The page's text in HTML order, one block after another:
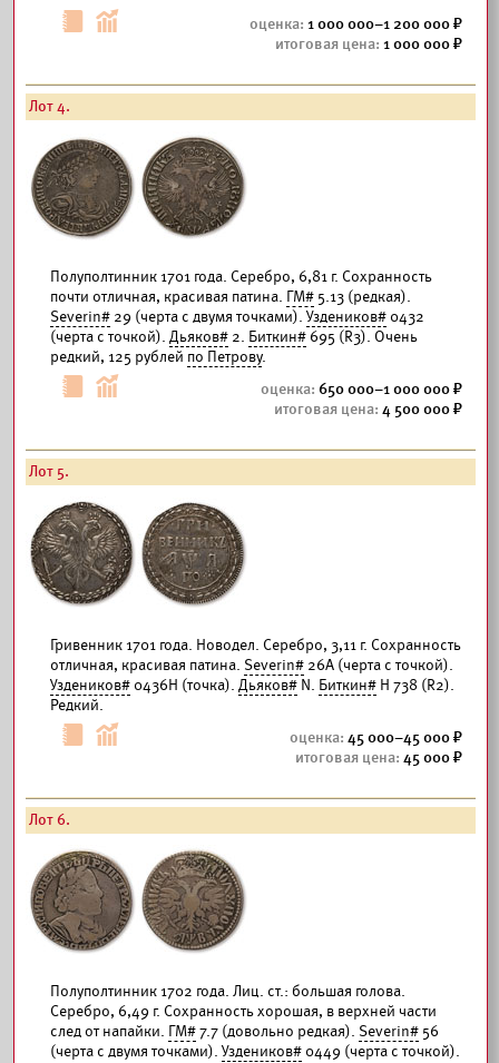
1 000 000–1 200 000
1 000 000
Лот 4.
Полуполтинник 1701 года. Серебро, 6,81 г. Сохранность
почти отличная, красивая патина. ГМ# 5.13 (редкая).
Severin# 29 (черта с двумя точками). Уздеников# 0432
(черта с точкой). Дьяков# 2. Биткин# 695 (R3). Очень
редкий, 125 рублей по Петрову.
650 000–1 000 000
4 500 000
Лот 5.
Гривенник 1701 года. Новодел. Серебро, 3,11 г. Сохранность
отличная, красивая патина. Severin# 26А (черта с точкой).
Уздеников# 0436Н (точка). Дьяков# N. Биткин# Н 738 (R2).
Редкий.
45 000–45 000
45 000
Лот 6.
Полуполтинник 1702 года. Лиц. ст.: большая голова.
Серебро, 6,49 г. Сохранность хорошая, в верхней части
след от напайки. ГМ#7.7 (довольно редкая). Severin# 56
(черта с двумя точками). Уздеников# 0449 (черта с точкой).